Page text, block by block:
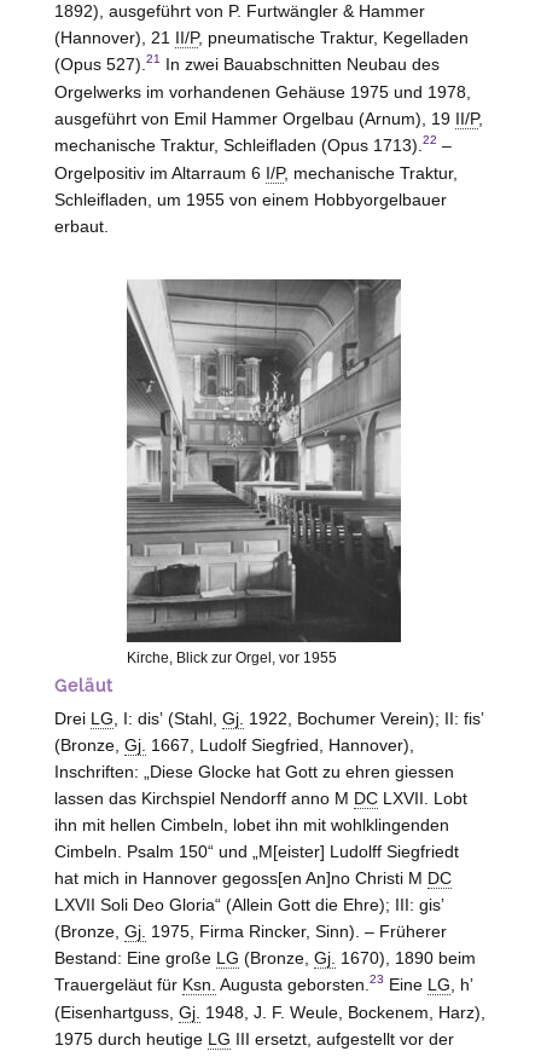
1892), ausgeführt von P. Furtwängler & Hammer
(Hannover), 21 II/P, pneumatische Traktur, Kegelladen
(Opus 527).21 In zwei Bauabschnitten Neubau des
Orgelwerks im vorhandenen Gehäuse 1975 und 1978,
ausgeführt von Emil Hammer Orgelbau (Arnum), 19 II/P,
mechanische Traktur, Schleifladen (Opus 1713).22 –
Orgelpositiv im Altarraum 6 I/P, mechanische Traktur,
Schleifladen, um 1955 von einem Hobbyorgelbauer
erbaut.
Kirche, Blick zur Orgel, vor 1955
Geläut
Drei LG , I: disʼ (Stahl, Gj. 1922, Bochumer Verein); II: fisʼ
(Bronze, Gj. 1667, Ludolf Siegfried, Hannover),
Inschriften: „Diese Glocke hat Gott zu ehren giessen
lassen das Kirchspiel Nendorff anno M DCLXVII. Lobt
ihn mit hellen Cimbeln, lobet ihn mit wohlklingenden
Cimbeln. Psalm 150“ und „M[eister] Ludolff Siegfriedt
hat mich in Hannover gegoss[en An]no Christi M DC
LXVII Soli Deo Gloria“ (Allein Gott die Ehre); III: gisʼ
(Bronze, Gj. 1975, Firma Rincker, Sinn). – Früherer
Bestand: Eine große LG (Bronze, Gj. 1670), 1890 beim
Trauergeläut für Ksn. Augusta geborsten. 23 Eine LG , hʼ
(Eisenhartguss, Gj. 1948, J. F. Weule, Bockenem, Harz),
1975 durch heutige LG III ersetzt, aufgestellt vor der